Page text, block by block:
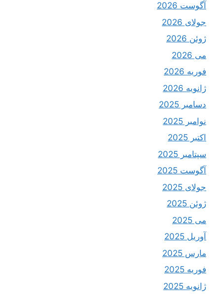
آگوست 2026
جولای 2026
ژوئن 2026
می 2026
فوریه 2026
ژانویه 2026
دسامبر 2025
نوامبر 2025
اکتبر 2025
سپتامبر 2025
آگوست 2025
جولای 2025
ژوئن 2025
می 2025
آوریل 2025
مارس 2025
فوریه 2025
ژانویه 2025